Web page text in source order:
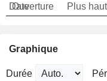
Date
Ouverture Plus haut
Graphique
Durée